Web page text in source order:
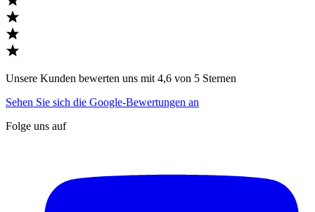
Unsere Kunden bewerten uns mit 4,6 von 5 Sternen
Sehen Sie sich die Google-Bewertungen an
Folge uns auf